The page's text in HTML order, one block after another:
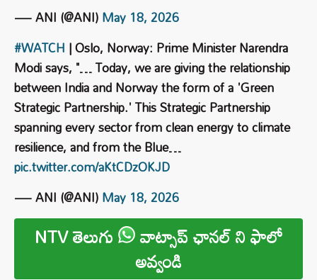
— ANI (@ANI)May 18, 2026
#WATCH | Oslo, Norway: Prime Minister Narendra
Modi says, "… Today, we are giving the relationship
between India and Norway the form of a 'Green
Strategic Partnership.' This Strategic Partnership
spanning every sector from clean energy to climate
resilience, and from the Blue…
pic.twitter.com/aKtCDzOKJD
— ANI (@ANI)May 18, 2026
NTV తెలుగు వాట్సాప్ ఛానల్ ని ఫాలో
అవ్వండి